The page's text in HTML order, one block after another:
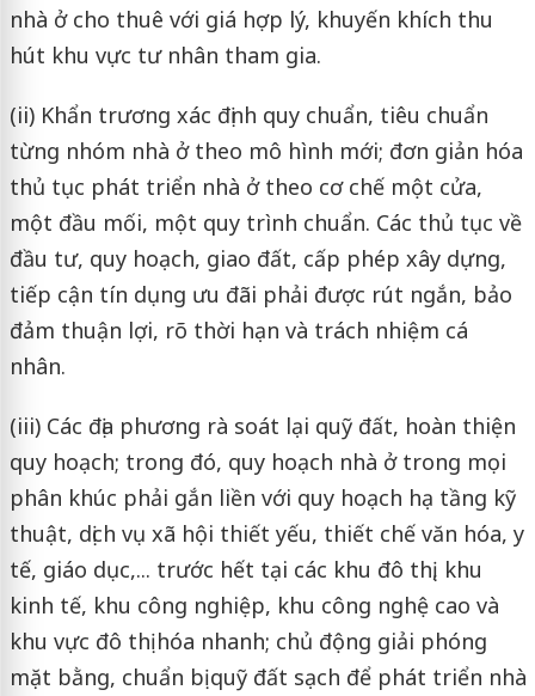
nhà ở cho thuê với giá hợp lý, khuyến khích thu
hút khu vực tư nhân tham gia.
(ii) Khẩn trương xác định quy chuẩn, tiêu chuẩn
từng nhóm nhà ở theo mô hình mới; đơn giản hóa
thủ tục phát triển nhà ở theo cơ chế một cửa,
một đầu mối, một quy trình chuẩn. Các thủ tục về
đầu tư, quy hoạch, giao đất, cấp phép xây dựng,
tiếp cận tín dụng ưu đãi phải được rút ngắn, bảo
đảm thuận lợi, rõ thời hạn và trách nhiệm cá
nhân.
(iii) Các địa phương rà soát lại quỹ đất, hoàn thiện
quy hoạch; trong đó, quy hoạch nhà ở trong mọi
phân khúc phải gắn liền với quy hoạch hạ tầng kỹ
thuật, dịch vụ xã hội thiết yếu, thiết chế văn hóa, y
tế, giáo dục,... trước hết tại các khu đô thị, khu
kinh tế, khu công nghiệp, khu công nghệ cao và
khu vực đô thị hóa nhanh; chủ động giải phóng
mặt bằng, chuẩn bị quỹ đất sạch để phát triển nhà